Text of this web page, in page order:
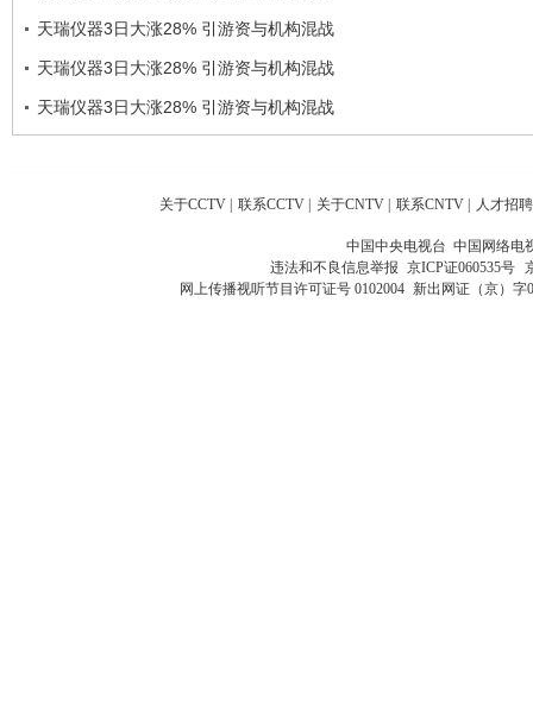
天瑞仪器3日大涨28% 引游资与机构混战
天瑞仪器3日大涨28% 引游资与机构混战
天瑞仪器3日大涨28% 引游资与机构混战
关于CCTV | 联系CCTV | 关于CNTV | 联系CNTV | 人才招聘
中国中央电视台 中国网络电
违法和不良信息举报 京ICP证060535号
网上传播视听节目许可证号 0102004 新出网证（京）